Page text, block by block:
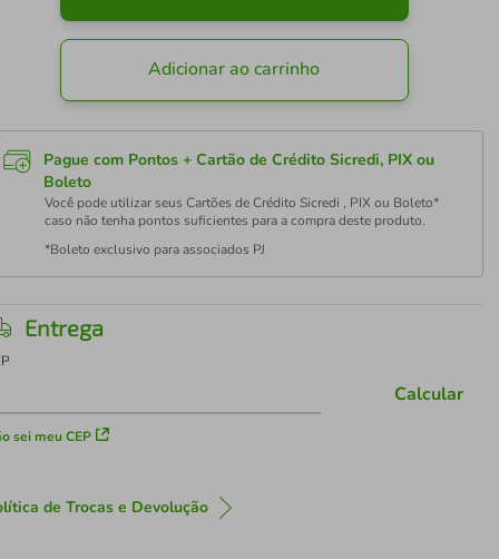
Adicionar ao carrinho
Pague com Pontos + Cartão de Crédito Sicredi, PIX ou
Boleto
Você pode utilizar seus Cartões de Crédito Sicredi , PIX ou Boleto*
caso não tenha pontos suficientes para a compra deste produto.
*Boleto exclusivo para associados PJ
Entrega
sei meu CEP
Calcular
de Trocas e Devolução